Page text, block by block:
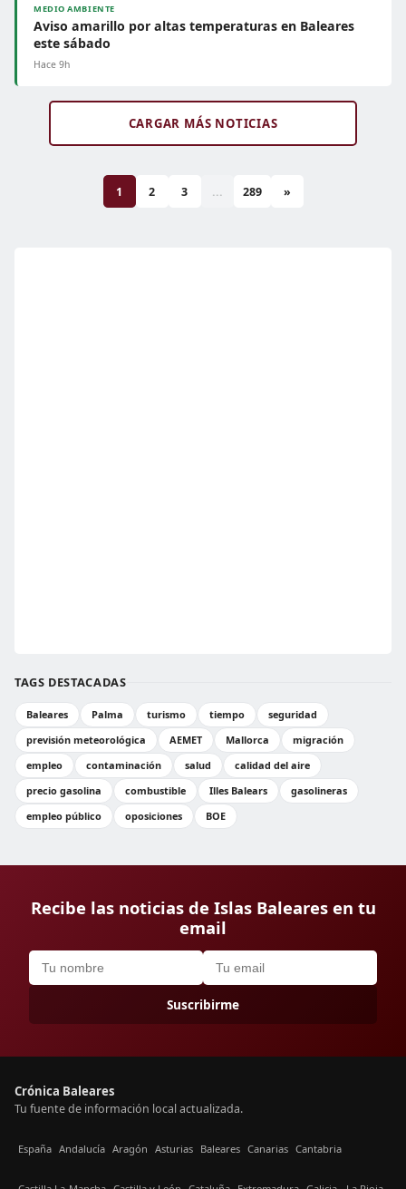
MEDIO AMBIENTE
Aviso amarillo por altas temperaturas en Baleares
este sábado
Hace 9h
CARGAR MÁS NOTICIAS
1 2 3 ... 289 »
TAGS DESTACADAS
Baleares Palma turismo tiempo
seguridad
previsión meteorológica
AEMET Mallorca
migración
empleo
contaminación salud
calidad del aire
precio gasolina
combustible Illes Balears
gasolineras
empleo público
oposiciones BOE
Recibe las noticias de Islas Baleares en tu
email
Suscribirme
Crónica Baleares
Tu fuente de información local actualizada.
España Andalucía Aragón Asturias Baleares Canarias Cantabria